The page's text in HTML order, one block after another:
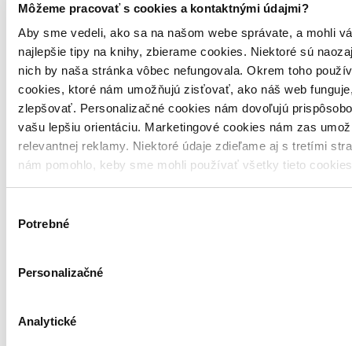
Môžeme pracovať s cookies a kontaktnými údajmi?
Aby sme vedeli, ako sa na našom webe správate, a mohli
najlepšie tipy na knihy, zbierame cookies. Niektoré sú
nich by naša stránka vôbec nefungovala. Okrem toho
cookies, ktoré nám umožňujú zisťovať, ako náš web
zlepšovať. Personalizačné cookies nám dovoľujú
vašu lepšiu orientáciu. Marketingové cookies nám zas
relevantnej reklamy. Niektoré údaje zdieľame aj s tretími
nám pomohlo, keby sme mohli používať všetky tieto
súhlasu
Potrebné
Personalizačné
Analytické
Zjazvený kráľ
Slovart, 2020
Zjazvený kráľ
Slovart, 2020